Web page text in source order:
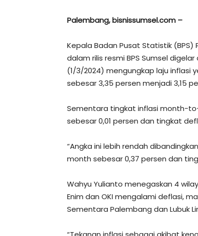
Palembang, bisnissumsel.com –
Kepala Badan Pusat Statistik
dalam rilis resmi BPS Sumsel
(1/3/2024) mengungkap laju inflasi
sebesar 3,35 persen menjadi 3,15
Sementara tingkat inflasi month-
sebesar 0,01 persen dan tingkat
“Angka ini lebih rendah
month sebesar 0,37 persen dan
Wahyu Yulianto menegaskan 4
Enim dan OKI mengalami deflasi,
Sementara Palembang dan Lubuk